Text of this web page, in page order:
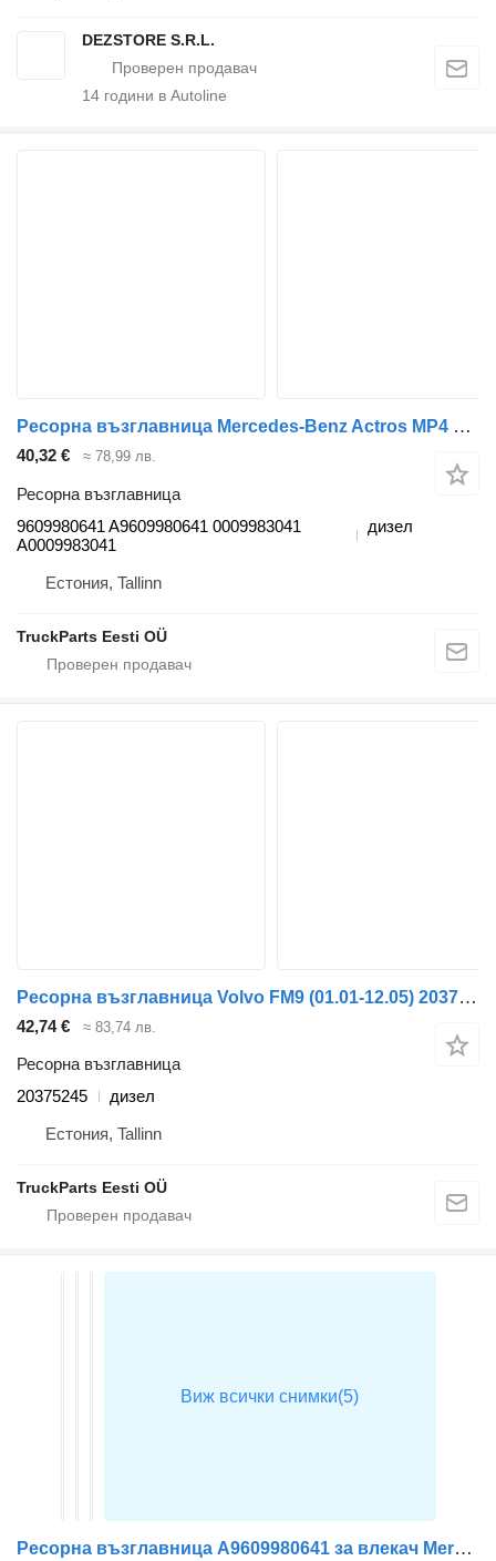
DEZSTORE S.R.L.
14 години в Autoline
Ресорна възглавница Mercedes-Benz Actros MP4 1840 (01.12-) 9609980641 за влекач Mercedes-Benz Actros MP4 Antos Arocs (2012-)
40,32 € ≈ 78,99 лв.
Ресорна възглавница
9609980641 A9609980641 0009983041
A0009983041
дизел
Естония, Tallinn
TruckParts Eesti OÜ
Ресорна възглавница Volvo FM9 (01.01-12.05) 20375245 за влекач Volvo FM7-FM12, FM, FMX (1998-2014)
42,74 € ≈ 83,74 лв.
Ресорна възглавница
20375245
дизел
Естония, Tallinn
TruckParts Eesti OÜ
Ресорна възглавница A9609980641 за влекач Mercedes-Benz ACTROS MP4